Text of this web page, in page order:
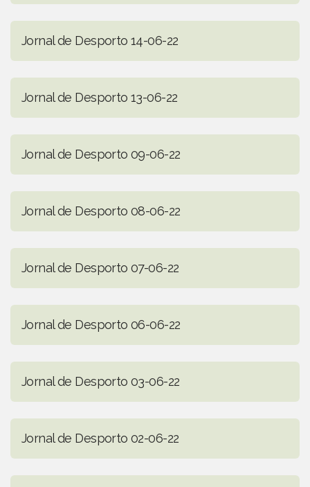
Jornal de Desporto 14-06-22
Jornal de Desporto 13-06-22
Jornal de Desporto 09-06-22
Jornal de Desporto 08-06-22
Jornal de Desporto 07-06-22
Jornal de Desporto 06-06-22
Jornal de Desporto 03-06-22
Jornal de Desporto 02-06-22